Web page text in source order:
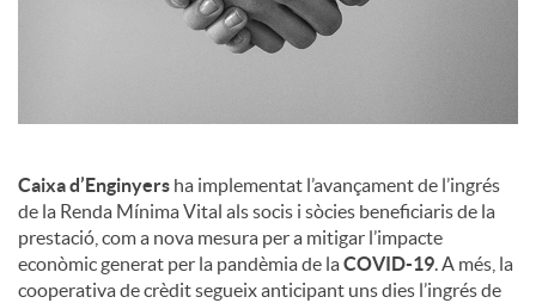
Caixa d’Enginyers ha implementat l’avançament de l’ingrés
de la Renda Mínima Vital als socis i sòcies beneficiaris de la
prestació, com a nova mesura per a mitigar l’impacte
econòmic generat per la pandèmia de laCOVID-19. A més, la
cooperativa de crèdit segueix anticipant uns dies l’ingrés de